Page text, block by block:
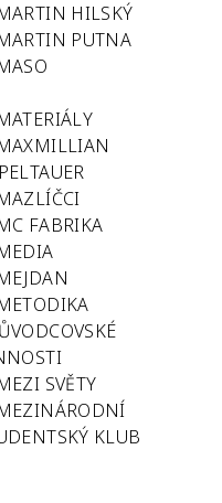
HILSKÝ
PUTNA
FABRIKA
SVĚTY
KLUB